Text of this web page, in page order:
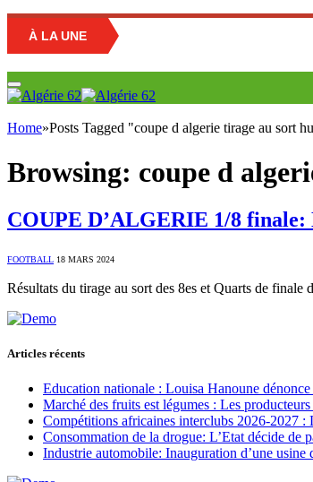
À LA UNE
Home»Posts Tagged "coupe d algerie tirage au sort
Browsing: coupe d
COUPE D’ALGERIE 1/8 finale:
FOOTBALL 18 MARS 2024
Résultats du tirage au sort des 8es et Quarts de
Articles récents
Education nationale : Louisa Hanoune
Marché des fruits est légumes : Les
Compétitions africaines interclubs 2026-2027 :
Consommation de la drogue: L’Etat décide de
Industrie automobile: Inauguration d’une